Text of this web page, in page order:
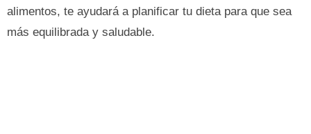
alimentos, te ayudará a planificar tu dieta para que sea
más equilibrada y saludable.